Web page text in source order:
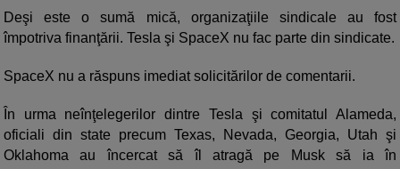
Deşi este o sumă mică, organizaţiile sindicale au fost
împotriva finanţării. Tesla şi SpaceX nu fac parte din sindicate.
SpaceX nu a răspuns imediat solicitărilor de comentarii.
În urma neînţelegerilor dintre Tesla şi comitatul Alameda,
oficiali din state precum Texas, Nevada, Georgia, Utah şi
Oklahoma au încercat să îl atragă pe Musk să ia în